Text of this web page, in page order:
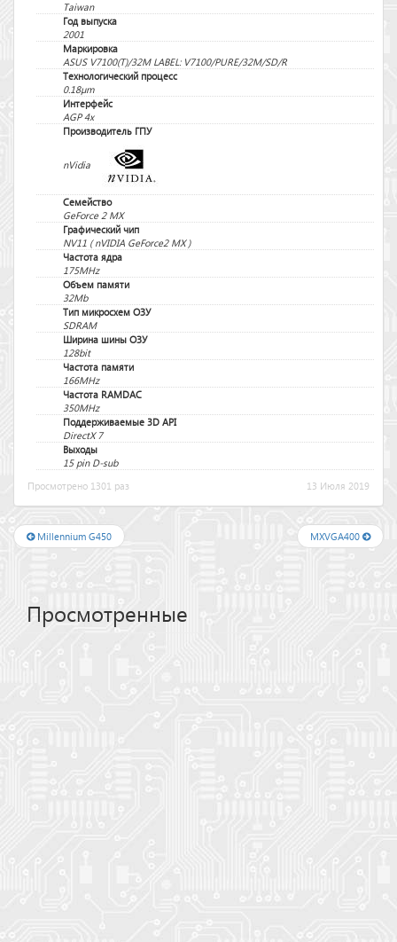
Taiwan
Год выпуска
2001
Маркировка
ASUS V7100(T)/32M LABEL: V7100/PURE/32M/SD/R
Технологический процесс
0.18µm
Интерфейс
AGP 4x
Производитель ГПУ
nVidia
Семейство
GeForce 2 MX
Графический чип
NV11 ( nVIDIA GeForce2 MX )
Частота ядра
175MHz
Объем памяти
32Mb
Тип микросхем ОЗУ
SDRAM
Ширина шины ОЗУ
128bit
Частота памяти
166MHz
Частота RAMDAC
350MHz
Поддерживаемые 3D API
DirectX 7
Выходы
15 pin D-sub
Просмотрено 1301 раз
13 Июля 2019
Millennium G450 MXVGA400
Просмотренные